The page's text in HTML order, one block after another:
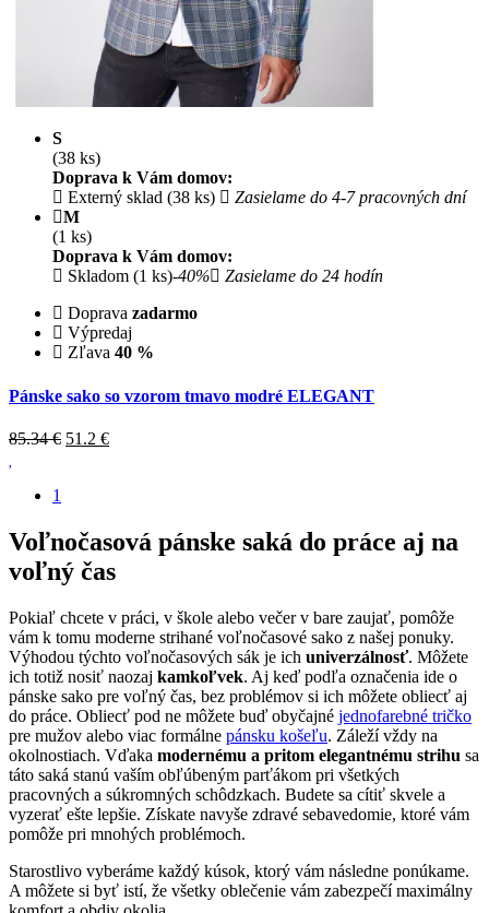
S
(38 ks)
Doprava k Vám domov:
Externý sklad (38 ks)
Zasielame do 4-7 pracovných dní
M
(1 ks)
Doprava k Vám domov:
Skladom (1 ks)-40%
Zasielame do 24 hodín
Doprava zadarmo
Výpredaj
Zľava 40 %
Pánske sako so vzorom tmavo modré ELEGANT
85.34 € 51.2 €
1
Voľnočasová pánske saká do práce aj na
voľný čas
Pokiaľ chcete v práci, v škole alebo večer v bare zaujať, pomôže
vám k tomu moderne strihané voľnočasové sako z našej ponuky.
Výhodou týchto voľnočasových sák je ich univerzálnosť. Môžete
ich totiž nosiť naozaj kamkoľvek. Aj keď podľa označenia ide o
pánske sako pre voľný čas, bez problémov si ich môžete obliecť aj
do práce. Obliecť pod ne môžete buď obyčajné jednofarebné tričko
pre mužov alebo viac formálne pánsku košeľu. Záleží vždy na
okolnostiach. Vďaka modernému a pritom elegantnému strihu sa
táto saká stanú vaším obľúbeným parťákom pri všetkých
pracovných a súkromných schôdzkach. Budete sa cítiť skvele a
vyzerať ešte lepšie. Získate navyše zdravé sebavedomie, ktoré vám
pomôže pri mnohých problémoch.
Starostlivo vyberáme každý kúsok, ktorý vám následne ponúkame.
A môžete si byť istí, že všetky oblečenie vám zabezpečí maximálny